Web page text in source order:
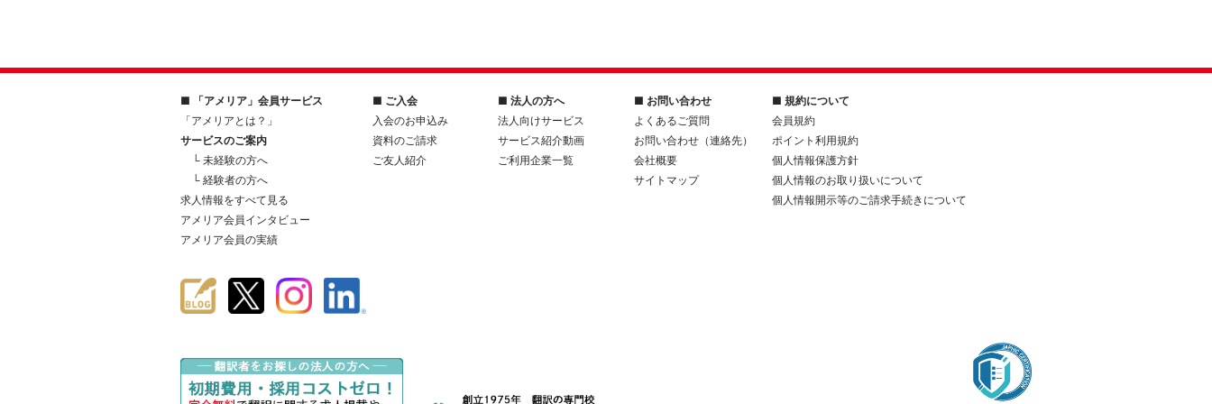
■ 「アメリア」会員サービス
「アメリアとは？」
サービスのご案内
└ 未経験の方へ
└ 経験者の方へ
求人情報をすべて見る
アメリア会員インタビュー
アメリア会員の実績
■ ご入会
入会のお申込み
資料のご請求
ご友人紹介
■ 法人の方へ
法人向けサービス
サービス紹介動画
ご利用企業一覧
■ お問い合わせ
よくあるご質問
お問い合わせ（連絡先）
会社概要
サイトマップ
■ 規約について
会員規約
ポイント利用規約
個人情報保護方針
個人情報のお取り扱いについて
個人情報開示等のご請求手続きについて